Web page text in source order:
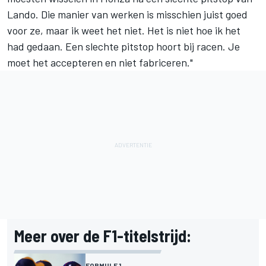
Lando. Die manier van werken is misschien juist goed
voor ze, maar ik weet het niet. Het is niet hoe ik het
had gedaan. Een slechte pitstop hoort bij racen. Je
moet het accepteren en niet fabriceren."
Meer over de F1-titelstrijd: